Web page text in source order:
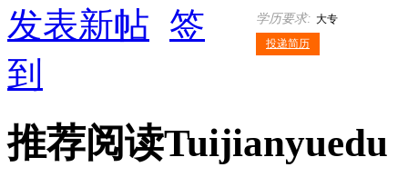
学历要求: 大专
投递简历
发表新帖 签
到
推荐阅读Tuijianyuedu